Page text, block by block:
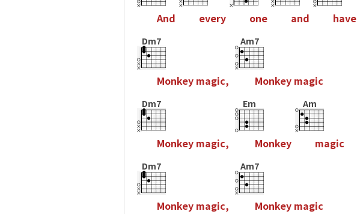
And every one and have
Dm7
Monkey magic,
Am7
Monkey magic
Dm7
Monkey magic,
Em
Monkey
Am
magic
Dm7
Monkey magic,
Am7
Monkey magic